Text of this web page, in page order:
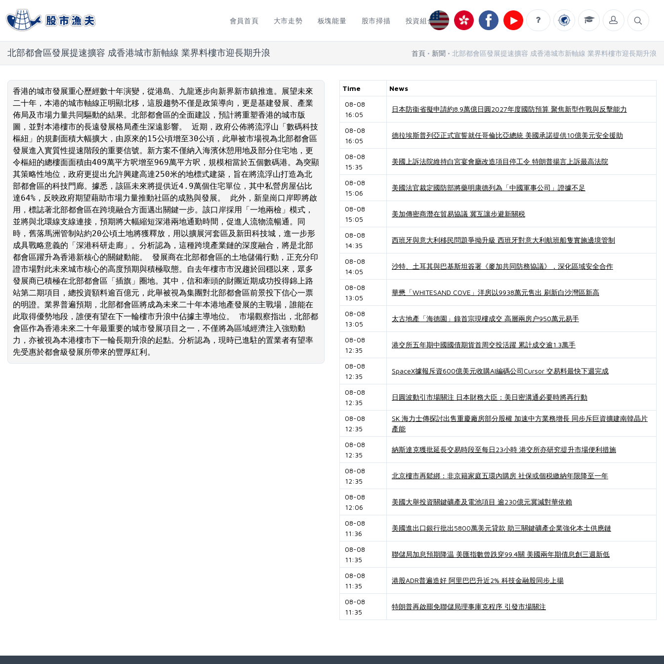
會員首頁 大市走勢 板塊能量 股市掃描 投資組合
北部都會區發展提速擴容 成香港城市新軸線 業界料樓市迎長期升浪 首頁 新聞 北部都會區發展提速擴容 成香港城市新軸線 業界料樓市迎長期升浪
香港的城市發展重心歷經數十年演變，從港島、九龍逐步向新界新市鎮推進。展望未來
二十年，本港的城市軸線正明顯北移，這股趨勢不僅是政策導向，更是基建發展、產業
佈局及市場力量共同驅動的結果。北部都會區的全面建設，預計將重塑香港的城市版
圖，並對本港樓市的長遠發展格局產生深遠影響。 近期，政府公佈將流浮山「數碼科技
樞紐」的規劃面積大幅擴大，由原來的15公頃增至30公頃，此舉被市場視為北部都會區
發展進入實質性提速階段的重要信號。新方案不僅納入海濱休憩用地及部分住宅地，更
令樞紐的總樓面面積由409萬平方呎增至969萬平方呎，規模相當於五個數碼港。為突顯
其策略性地位，政府更提出允許興建高達250米的地標式建築，旨在將流浮山打造為北
部都會區的科技門廊。據悉，該區未來將提供近4.9萬個住宅單位，其中私營房屋佔比
達64%，反映政府期望藉助市場力量推動社區的成熟與發展。 此外，新皇崗口岸即將啟
用，標誌著北部都會區在跨境融合方面邁出關鍵一步。該口岸採用「一地兩檢」模式，
並將與北環線支線連接，預期將大幅縮短深港兩地通勤時間，促進人流物流暢通。同
時，舊落馬洲管制站約20公頃土地將獲釋放，用以擴展河套區及新田科技城，進一步形
成具戰略意義的「深港科研走廊」。分析認為，這種跨境產業鏈的深度融合，將是北部
都會區躍升為香港新核心的關鍵動能。 發展商在北部都會區的土地儲備行動，正充分印
證市場對此未來城市核心的高度預期與積極取態。自去年樓市市況趨於回穩以來，眾多
發展商已積極在北部都會區「插旗」圈地。其中，信和牽頭的財團近期成功投得錦上路
站第二期項目，總投資額料逾百億元，此舉被視為集團對北部都會區前景投下信心一票
的明證。業界普遍預期，北部都會區將成為未來二十年本港地產發展的主戰場，誰能在
此取得優勢地段，誰便有望在下一輪樓市升浪中佔據主導地位。 市場觀察指出，北部都
會區作為香港未來二十年最重要的城市發展項目之一，不僅將為區域經濟注入強勁動
力，亦被視為本港樓市下一輪長期升浪的起點。分析認為，現時已進駐的置業者有望率
先受惠於都會級發展所帶來的豐厚紅利。
Time
News
08-08
16:05
日本防衞省擬申請約8.9萬億日圓2027年度國防預算 聚焦新型作戰與反擊能力
08-08
16:05
德拉埃斯普列亞正式宣誓就任哥倫比亞總統 美國承諾提供10億美元安全援助
08-08
15:35
美國上訴法院維持白宮宴會廳改造項目停工令 特朗普揚言上訴最高法院
08-08
15:06
美國法官裁定國防部將藥明康德列為「中國軍事公司」證據不足
08-08
15:05
美加傳密商潛在貿易協議 冀互讓步避新關税
08-08
14:35
西班牙與意大利移民問題爭拗升級 西班牙對意大利航班船隻實施邊境管制
08-08
14:05
沙特、土耳其與巴基斯坦簽署《麥加共同防務協議》，深化區域安全合作
08-08
13:05
華懋「WHITESAND COVE」洋房以9938萬元售出 刷新白沙灣區新高
08-08
13:05
太古地產「海德園」錄首宗現樓成交 高層兩房户950萬元易手
08-08
12:35
港交所五年期中國國債期貨首周交投活躍 累計成交逾1.3萬手
08-08
12:35
SpaceX據報斥資600億美元收購AI編碼公司Cursor 交易料最快下週完成
08-08
12:35
日圓波動引市場關注 日本財務大臣：美日密溝通必要時將再行動
08-08
12:35
SK 海力士傳探討出售重慶廠房部分股權 加速中方業務增長 同步斥巨資擴建南韓晶片
產能
08-08
12:35
納斯達克獲批延長交易時段至每日23小時 港交所亦研究提升市場便利措施
08-08
12:35
北京樓市再鬆綁：非京籍家庭五環內購房 社保或個税繳納年限降至一年
08-08
12:06
美國大舉投資關鍵礦產及電池項目 逾230億元冀減對華依賴
08-08
11:36
美國進出口銀行批出5800萬美元貸款 助三關鍵礦產企業強化本土供應鏈
08-08
11:35
聯儲局加息預期降温 美匯指數曾跌穿99.4關 美國兩年期債息創三週新低
08-08
11:35
港股ADR普遍造好 阿里巴巴升近2% 科技金融股同步上揚
08-08
11:35
特朗普再啟罷免聯儲局理事庫克程序 引發市場關注